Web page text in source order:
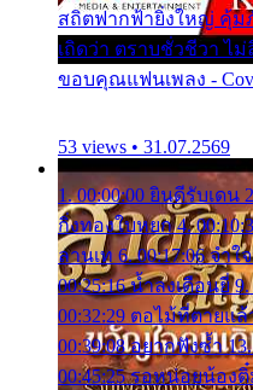
สถิตฟากฟ้ายิ่งใหญ่ คุ้ม
เถิดว่า ตราบชั่วชีวา ไ
ขอบคุณแฟนเพลง -
53 views • 31.07.2569
1. 00:00:00 ยินดีรับเดน
กิ่งทองใบหยก 4.
ลานเท 6. 00:17:06 จำ
00:25:16 น้ำลงเดือนยี่
00:32:29 ตอไม้ที่ตายแล้
00:39:08 อยากฟังซ้ำ
00:45:25 รอหน่อยน้องติ๋